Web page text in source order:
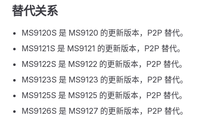
替代关系
MS9120S 是 MS9120 的更新版本，P2P 替代。
MS9121S 是 MS9121 的更新版本，P2P 替代。
MS9122S 是 MS9122 的更新版本，P2P 替代。
MS9123S 是 MS9123 的更新版本，P2P 替代。
MS9125S 是 MS9125 的更新版本，P2P 替代。
MS9126S 是 MS9127 的更新版本，P2P 替代。